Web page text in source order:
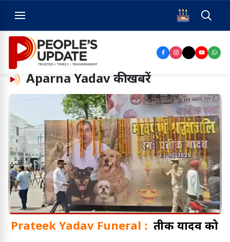
Aparna Yadavकी खबरें
Prateek Yadav Funeral : प्रतीक यादव को